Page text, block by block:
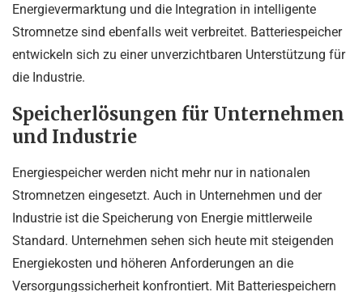
Energievermarktung und die Integration in intelligente
Stromnetze sind ebenfalls weit verbreitet. Batteriespeicher
entwickeln sich zu einer unverzichtbaren Unterstützung für
die Industrie.
Speicherlösungen für Unternehmen
und Industrie
Energiespeicher werden nicht mehr nur in nationalen
Stromnetzen eingesetzt. Auch in Unternehmen und der
Industrie ist die Speicherung von Energie mittlerweile
Standard. Unternehmen sehen sich heute mit steigenden
Energiekosten und höheren Anforderungen an die
Versorgungssicherheit konfrontiert. Mit Batteriespeichern